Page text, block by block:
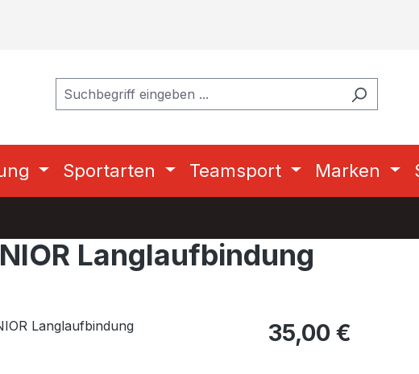
Sportarten Teamsport Marken
Langlaufbindung
Regulärer Preis:
35,00 €